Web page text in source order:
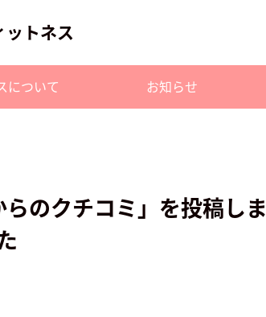
トネス
について お知らせ
のクチコミ」を投稿しま